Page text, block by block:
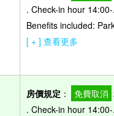
. Check-in hour
Benefits included:
[ + ] 查看更多
房價規定 ： 免費取消
. Check-in hour